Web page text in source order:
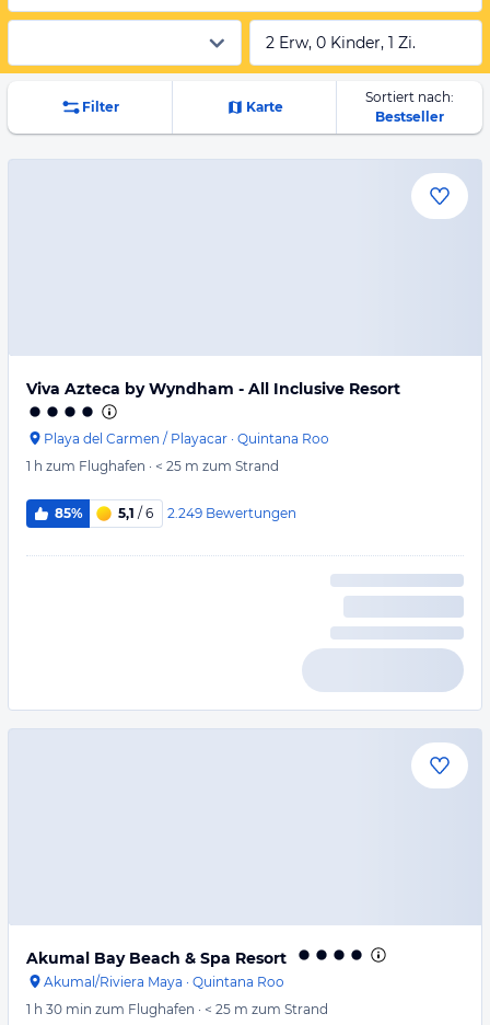
2 Erw, 0 Kinder, 1 Zi.
Filter Karte
Sortiert nach:
Bestseller
Viva Azteca by Wyndham - All Inclusive Resort
Playa del Carmen / Playacar · Quintana Roo
1 h zum Flughafen · < 25 m zum Strand
85% 5,1 / 6 2.249 Bewertungen
Akumal Bay Beach & Spa Resort
Akumal/Riviera Maya · Quintana Roo
1 h 30 min zum Flughafen · < 25 m zum Strand